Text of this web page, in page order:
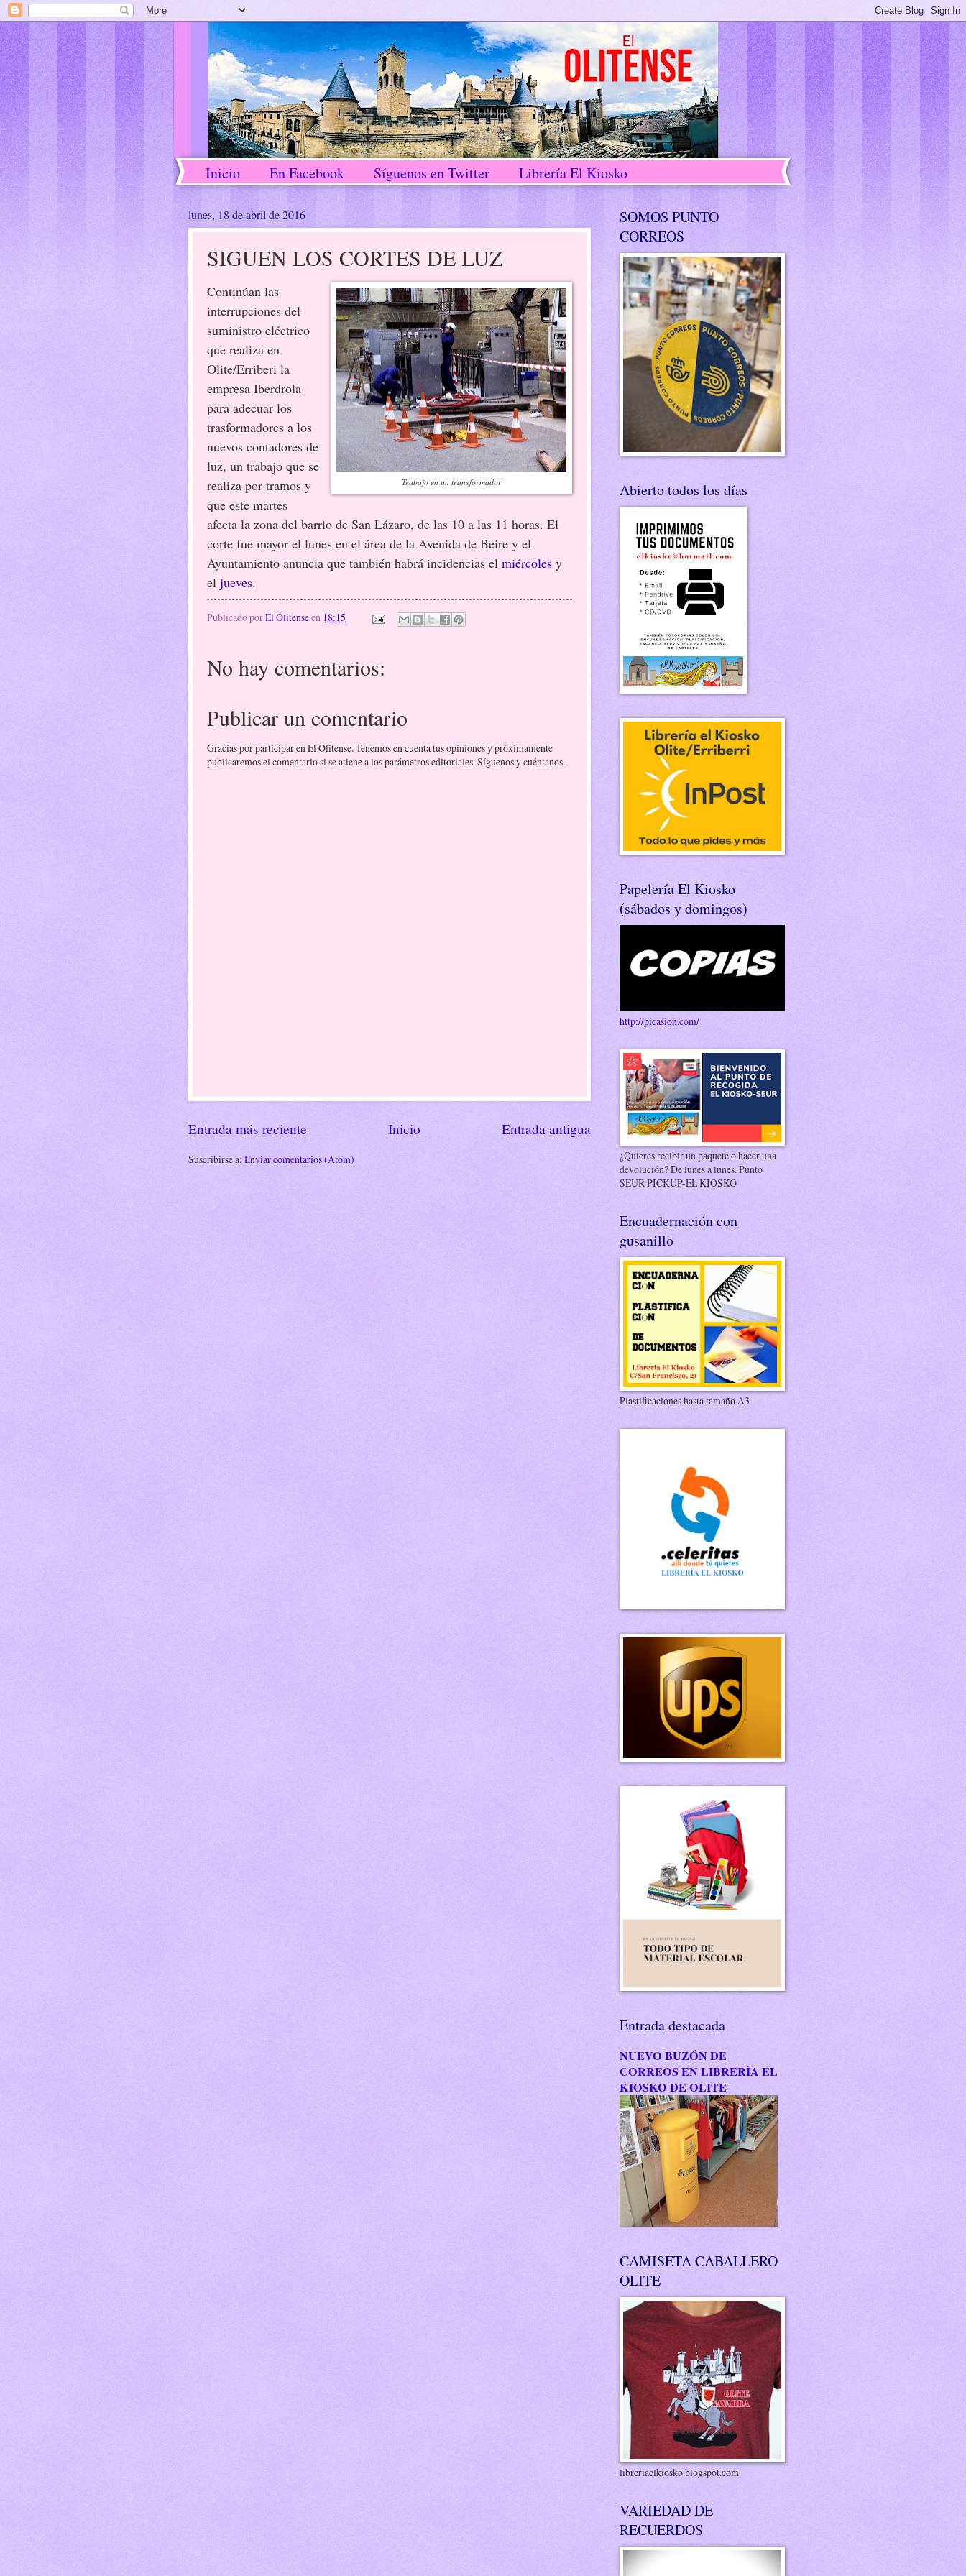
Inicio En Facebook Síguenos en Twitter Librería El Kiosko
lunes, 18 de abril de 2016
SIGUEN LOS CORTES DE LUZ
Trabajo en un transformador
Continúan las
interrupciones del
suministro eléctrico
que realiza en
Olite/Erriberi la
empresa Iberdrola
para adecuar los
trasformadores a los
nuevos contadores de
luz, un trabajo que se
realiza por tramos y
que este martes
afecta la zona del barrio de San Lázaro, de las 10 a las 11 horas. El
corte fue mayor el lunes en el área de la Avenida de Beire y el
Ayuntamiento anuncia que también habrá incidencias el miércoles y
el jueves.
Publicado porEl Olitenseen 18:15
No hay comentarios:
Publicar un comentario
Gracias por participar en El Olitense. Tenemos en cuenta tus opiniones y próximamente
publicaremos el comentario si se atiene a los parámetros editoriales. Síguenos y cuéntanos.
Entrada más reciente Entrada antigua
Inicio
Suscribirse a: Enviar comentarios (Atom)
SOMOS PUNTO
CORREOS
Abierto todos los días
Papelería El Kiosko
(sábados y domingos)
http://picasion.com/
¿Quieres recibir un paquete o hacer una
devolución? De lunes a lunes. Punto
SEUR PICKUP-EL KIOSKO
Encuadernación con
gusanillo
Plastificaciones hasta tamaño A3
Entrada destacada
NUEVO BUZÓN DE
CORREOS EN LIBRERÍA EL
KIOSKO DE OLITE
CAMISETA CABALLERO
OLITE
libreriaelkiosko.blogspot.com
VARIEDAD DE
RECUERDOS